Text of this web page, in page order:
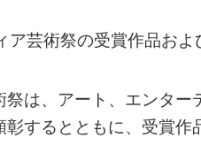
ア芸術祭の受賞作品お
祭は、アート、エンタ
彰するとともに、受賞